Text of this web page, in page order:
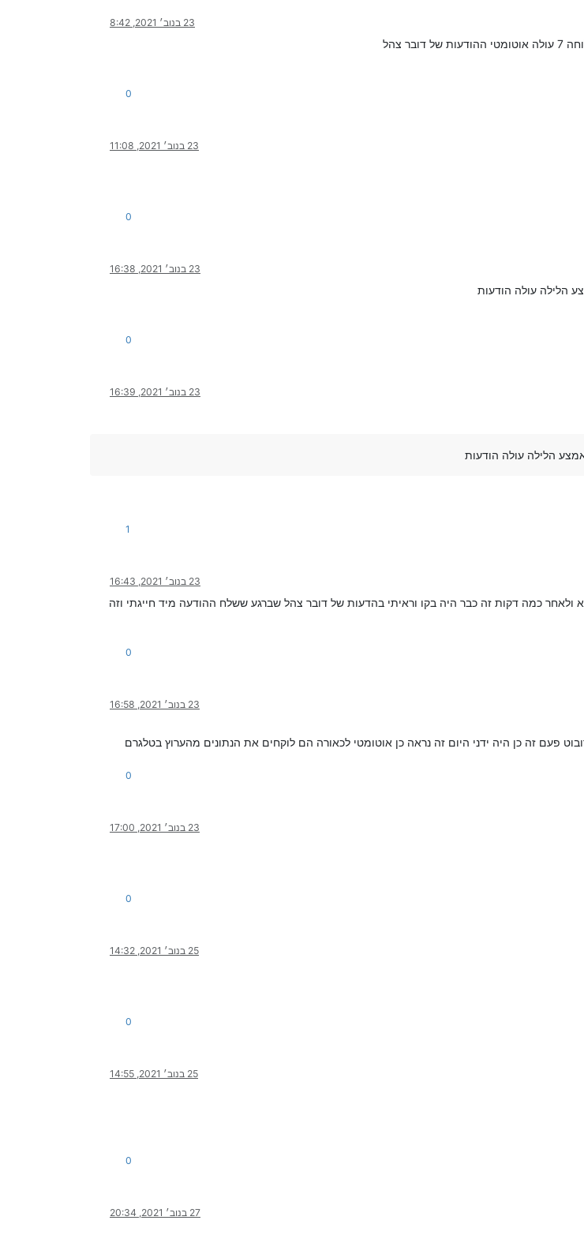
23 בנוב׳ 2021, 8:42
0
23 בנוב׳ 2021, 11:08
0
23 בנוב׳ 2021, 16:38
הלילה עולה הודעות
0
23 בנוב׳ 2021, 16:39
הלילה עולה הודעות
1
23 בנוב׳ 2021, 16:43
ולאחר כמה דקות זה כבר היה בקו וראיתי בהדעות של דובר צהל שברגע ששלח ההודעה מיד חייגתי וזה
0
23 בנוב׳ 2021, 16:58
פעם זה כן היה ידני היום זה נראה כן אוטומטי לכאורה הם לוקחים את הנתונים מהערוץ בטלגרם
0
23 בנוב׳ 2021, 17:00
0
25 בנוב׳ 2021, 14:32
0
25 בנוב׳ 2021, 14:55
0
27 בנוב׳ 2021, 20:34